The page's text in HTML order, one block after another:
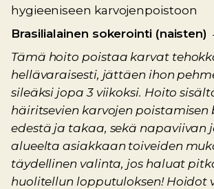
hygieeniseen karvojenpoistoon
Brasilialainen sokerointi (naisten)
Tämä hoito poistaa karvat
hellävaraisesti, jättäen ihon
sileäksi jopa 3 viikoksi. Hoito
häiritsevien karvojen
edestä ja takaa, sekä napaviivan
alueelta asiakkaan toiveiden
täydellinen valinta, jos haluat
huolitellun lopputuloksen! Hoidot